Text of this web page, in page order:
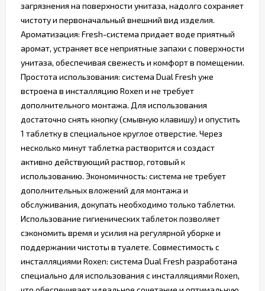
загрязнения на поверхности унитаза, надолго сохраняет
чистоту и первоначальный внешний вид изделия.
Ароматизация: Fresh-система придает воде приятный
аромат, устраняет все неприятные запахи с поверхности
унитаза, обеспечивая свежесть и комфорт в помещении.
Простота использования: система Dual Fresh уже
встроена в инсталляцию Roxen и не требует
дополнительного монтажа. Для использования
достаточно снять кнопку (смывную клавишу) и опустить
1 таблетку в специальное круглое отверстие. Через
несколько минут таблетка растворится и создаст
активно действующий раствор, готовый к
использованию. Экономичность: система не требует
дополнительных вложений для монтажа и
обслуживания, докупать необходимо только таблетки.
Использование гигиенических таблеток позволяет
сэкономить время и усилия на регулярной уборке и
поддержании чистоты в туалете. Совместимость с
инсталляциями Roxen: система Dual Fresh разработана
специально для использования с инсталляциями Roxen,